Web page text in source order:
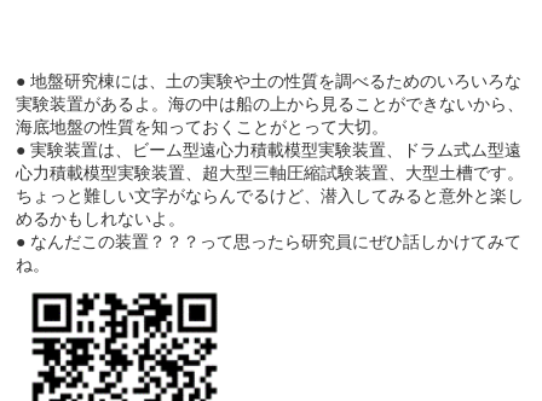
● 地盤研究棟には、土の実験や土の性質を調べるためのいろいろな
実験装置があるよ。海の中は船の上から見ることができないから、
海底地盤の性質を知っておくことがとって大切。
● 実験装置は、ビーム型遠心力積載模型実験装置、ドラム式ム型遠
心力積載模型実験装置、超大型三軸圧縮試験装置、大型土槽です。
ちょっと難しい文字がならんでるけど、潜入してみると意外と楽し
めるかもしれないよ。
● なんだこの装置？？？って思ったら研究員にぜひ話しかけてみて
ね。